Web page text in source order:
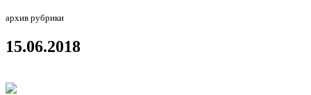
архив рубрики
15.06.2018